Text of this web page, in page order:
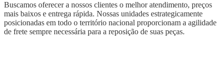
Buscamos oferecer a nossos clientes o melhor atendimento, preços
mais baixos e entrega rápida. Nossas unidades estrategicamente
posicionadas em todo o território nacional proporcionam a agilidade
de frete sempre necessária para a reposição de suas peças.